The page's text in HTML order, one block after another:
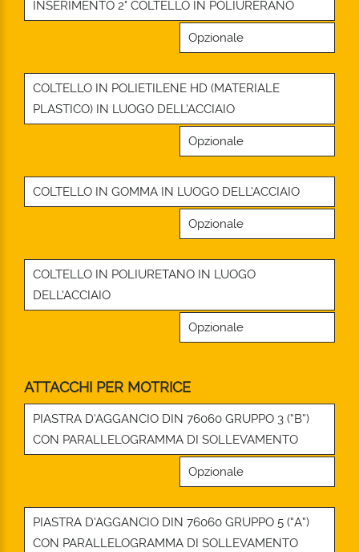
INSERIMENTO 2° COLTELLO IN POLIURERANO
Opzionale
COLTELLO IN POLIETILENE HD (MATERIALE
PLASTICO) IN LUOGO DELL’ACCIAIO
Opzionale
COLTELLO IN GOMMA IN LUOGO DELL’ACCIAIO
Opzionale
COLTELLO IN POLIURETANO IN LUOGO
DELL’ACCIAIO
Opzionale
ATTACCHI PER MOTRICE
PIASTRA D’AGGANCIO DIN 76060 GRUPPO 3 (“B”)
CON PARALLELOGRAMMA DI SOLLEVAMENTO
Opzionale
PIASTRA D’AGGANCIO DIN 76060 GRUPPO 5 (“A”)
CON PARALLELOGRAMMA DI SOLLEVAMENTO